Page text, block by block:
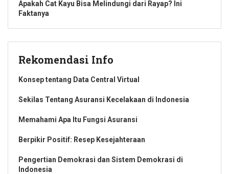
Apakah Cat Kayu Bisa Melindungi dari Rayap? Ini
Faktanya
Rekomendasi Info
Konsep tentang Data Central Virtual
Sekilas Tentang Asuransi Kecelakaan di Indonesia
Memahami Apa Itu Fungsi Asuransi
Berpikir Positif: Resep Kesejahteraan
Pengertian Demokrasi dan Sistem Demokrasi di
Indonesia